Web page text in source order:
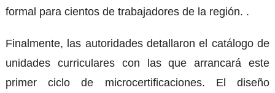
formal para cientos de trabajadores de la región. .
Finalmente, las autoridades detallaron el catálogo de
unidades curriculares con las que arrancará este
primer ciclo de microcertificaciones. El diseño